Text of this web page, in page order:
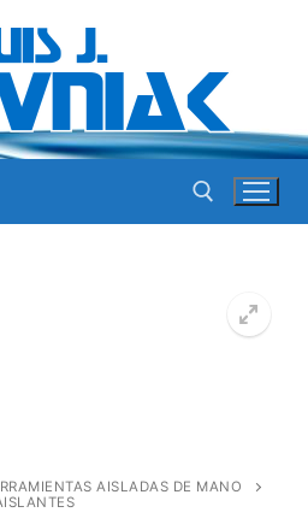
por:
AISLADAS DE MANO